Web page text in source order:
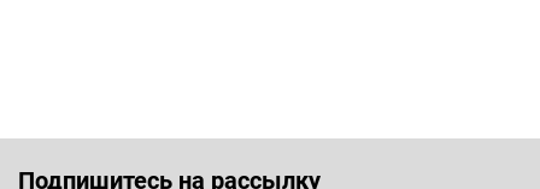
Подпишитесь на рассылку